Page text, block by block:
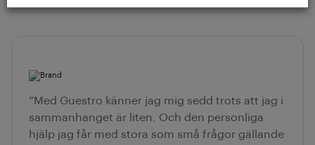
”Med Guestro känner jag mig sedd trots att jag i
sammanhanget är liten. Och den personliga
hjälp jag får med stora som små frågor gällande